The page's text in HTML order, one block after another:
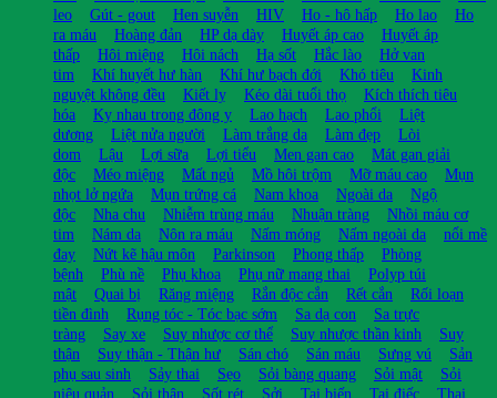
leo
Gút - gout Hen suyễn HIV Ho - hô hấp Ho lao
Ho
ra máu
Hoàng đản HP dạ dày Huyết áp cao
Huyết áp
thấp
Hôi miệng Hôi nách Hạ sốt Hắc lào
Hở van
tim
Khí huyết hư hàn Khí hư bạch đới Khó tiêu
Kinh
nguyệt không đều
Kiết lỵ Kéo dài tuổi thọ
Kích thích tiêu
hóa
Kỵ nhau trong đông y Lao hạch Lao phổi
Liệt
dương
Liệt nửa người Làm trắng da Làm đẹp
Lòi
dom
Lậu Lợi sữa Lợi tiểu Men gan cao
Mát gan giải
độc
Méo miệng Mất ngủ Mồ hôi trộm Mỡ máu cao
Mụn
nhọt lở ngứa
Mụn trứng cá Nam khoa Ngoài da
Ngộ
độc
Nha chu Nhiễm trùng máu Nhuận tràng
Nhồi máu cơ
tim
Nám da Nôn ra máu Nấm móng Nấm ngoài da
nổi mề
đay
Nứt kẽ hậu môn Parkinson Phong thấp
Phòng
bệnh
Phù nề Phụ khoa Phụ nữ mang thai
Polyp túi
mật
Quai bị Răng miệng Rắn độc cắn Rết cắn
Rối loạn
tiền đình
Rụng tóc - Tóc bạc sớm Sa dạ con
Sa trực
tràng
Say xe Suy nhược cơ thể Suy nhược thần kinh
Suy
thận
Suy thận - Thận hư Sán chó Sán máu Sưng vú
Sản
phụ sau sinh
Sảy thai Sẹo Sỏi bàng quang Sỏi mật
Sỏi
niệu quản
Sỏi thận Sốt rét Sởi Tai biến Tai điếc
Thai